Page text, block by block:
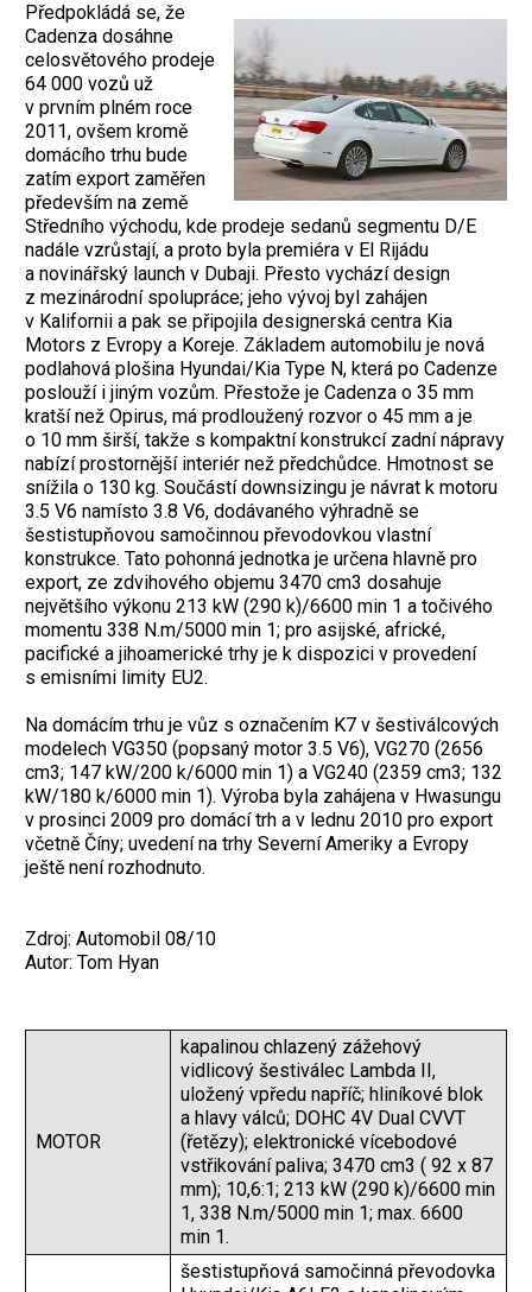
Předpokládá se, že
Cadenza dosáhne
celosvětového prodeje
64 000 vozů už
v prvním plném roce
2011, ovšem kromě
domácího trhu bude
zatím export zaměřen
především na země
Středního východu, kde prodeje sedanů segmentu D/E
nadále vzrůstají, a proto byla premiéra v El Rijádu
a novinářský launch v Dubaji. Přesto vychází design
z mezinárodní spolupráce; jeho vývoj byl zahájen
v Kalifornii a pak se připojila designerská centra Kia
Motors z Evropy a Koreje. Základem automobilu je nová
podlahová plošina Hyundai/Kia Type N, která po Cadenze
poslouží i jiným vozům. Přestože je Cadenza o 35 mm
kratší než Opirus, má prodloužený rozvor o 45 mm a je
o 10 mm širší, takže s kompaktní konstrukcí zadní nápravy
nabízí prostornější interiér než předchůdce. Hmotnost se
snížila o 130 kg. Součástí down­sizingu je návrat k motoru
3.5 V6 namísto 3.8 V6, dodávaného výhradně se
šestistupňovou samočinnou převodovkou vlastní
konstrukce. Tato pohonná jednotka je určena hlavně pro
export, ze zdvihového objemu 3470 cm3 dosahuje
největšího výkonu 213 kW (290 k)/6600 min 1 a točivého
momentu 338 N.m/5000 min 1; pro asijské, africké,
pacifické a jihoamerické trhy je k dispozici v provedení
s emisními limity EU2.
Na domácím trhu je vůz s označením K7 v šestiválcových
modelech VG350 (popsaný motor 3.5 V6), VG270 (2656
cm3; 147 kW/200 k/6000 min 1) a VG240 (2359 cm3; 132
kW/180 k/6000 min 1). Výroba byla zahájena v Hwasungu
v prosinci 2009 pro domácí trh a v lednu 2010 pro export
včetně Číny; uvedení na trhy Severní Ameriky a Evropy
ještě není rozhodnuto.
Zdroj: Automobil 08/10
Autor: Tom Hyan
MOTOR
kapalinou chlazený zážehový
vidlicový šestiválec Lambda II,
uložený vpředu napříč; hliníkové blok
a hlavy válců; DOHC 4V Dual CVVT
(řetězy); elektronické vícebodové
vstřikování paliva; 3470 cm3 ( 92 x 87
mm); 10,6:1; 213 kW (290 k)/6600 min
1, 338 N.m/5000 min 1; max. 6600
min 1.
šestistupňová samočinná převodovka